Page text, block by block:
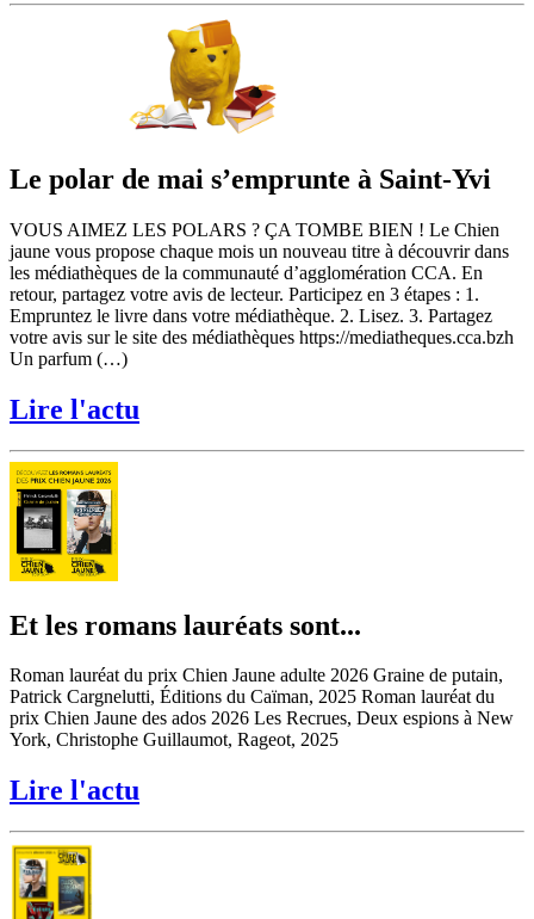
Le polar de mai s’emprunte à Saint-Yvi
VOUS AIMEZ LES POLARS ? ÇA TOMBE BIEN ! Le Chien
jaune vous propose chaque mois un nouveau titre à découvrir dans
les médiathèques de la communauté d’agglomération CCA. En
retour, partagez votre avis de lecteur. Participez en 3 étapes : 1.
Empruntez le livre dans votre médiathèque. 2. Lisez. 3. Partagez
votre avis sur le site des médiathèques https://mediatheques.cca.bzh
Un parfum (…)
Lire l'actu
Et les romans lauréats sont...
Roman lauréat du prix Chien Jaune adulte 2026 Graine de putain,
Patrick Cargnelutti, Éditions du Caïman, 2025 Roman lauréat du
prix Chien Jaune des ados 2026 Les Recrues, Deux espions à New
York, Christophe Guillaumot, Rageot, 2025
Lire l'actu